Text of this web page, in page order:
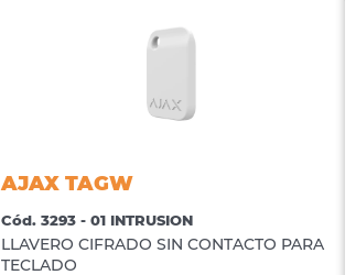
AJAX TAGW
Cód. 3293 - 01 INTRUSION
LLAVERO CIFRADO SIN CONTACTO PARA
TECLADO